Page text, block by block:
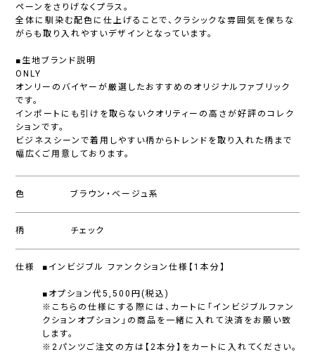
ペーンをさりげなくプラス。
全体に馴染む配色に仕上げることで、クラシックな雰囲気を保ちな
がらも取り入れやすいデザインとなっています。
■生地ブランド説明
ONLY
オンリーのバイヤーが厳選したおすすめのオリジナルファブリック
です。
インポートにも引けを取らないクオリティーの高さが好評のコレク
ションです。
ビジネスシーンで着用しやすい柄からトレンドを取り入れた柄まで
幅広くご用意しております。
色 ブラウン・ベージュ系
柄 チェック
仕様 ■インビジブル ファンクション仕様【1本分】
■オプション代5,500円(税込)
※こちらの仕様にする際には、カートに「インビジブルファン
クションオプション」の商品を一緒に入れて決済をお願い致
します。
※2パンツご注文の方は【2本分】をカートに入れてください。